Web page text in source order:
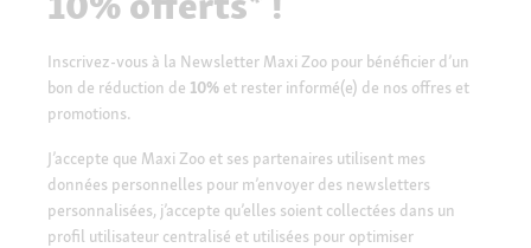
Inscrivez-vous à la Newsletter Maxi Zoo pour bénéficier d’un
bon de réduction de 10% et rester informé(e) de nos offres et
promotions.
J’accepte que Maxi Zoo et ses partenaires utilisent mes
données personnelles pour m’envoyer des newsletters
personnalisées, j’accepte qu’elles soient collectées dans un
profil utilisateur centralisé et utilisées pour optimiser